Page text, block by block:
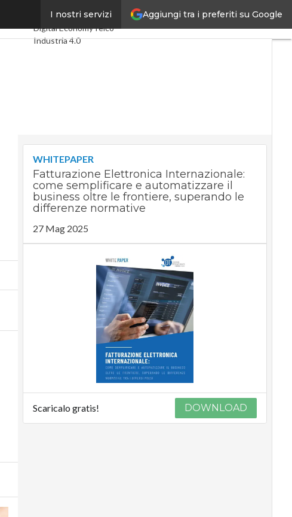
Aggiungi tra i preferiti su Google
I nostri servizi
Ultimi articoli
Digital EconomyTelco
Industria 4.0
WHITEPAPER
Fatturazione Elettronica Internazionale:
come semplificare e automatizzare il
business oltre le frontiere, superando le
differenze normative
27 Mag 2025
Scaricalo gratis! DOWNLOAD